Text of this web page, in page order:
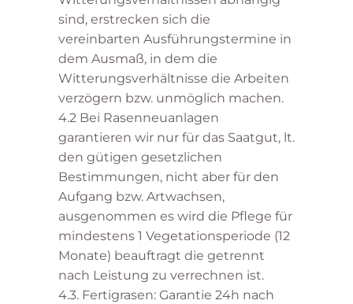
sind, erstrecken sich die
vereinbarten Ausführungstermine in
dem Ausmaß, in dem die
Witterungsverhältnisse die Arbeiten
verzögern bzw. unmöglich machen.
4.2 Bei Rasenneuanlagen
garantieren wir nur für das Saatgut, lt.
den gütigen gesetzlichen
Bestimmungen, nicht aber für den
Aufgang bzw. Artwachsen,
ausgenommen es wird die Pflege für
mindestens 1 Vegetationsperiode (12
Monate) beauftragt die getrennt
nach Leistung zu verrechnen ist.
4.3. Fertigrasen: Garantie 24h nach